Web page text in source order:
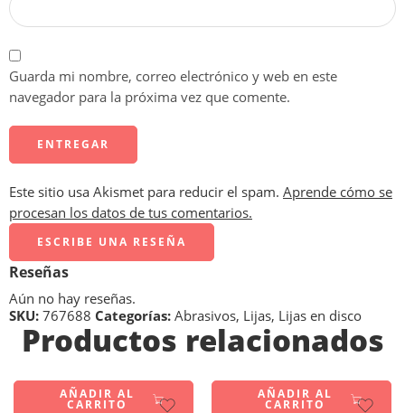
Guarda mi nombre, correo electrónico y web en este
navegador para la próxima vez que comente.
Este sitio usa Akismet para reducir el spam. Aprende cómo se
procesan los datos de tus comentarios.
ESCRIBE UNA RESEÑA
Reseñas
Aún no hay reseñas.
SKU: 767688 Categorías: Abrasivos, Lijas, Lijas en disco
Productos relacionados
AÑADIR AL
CARRITO
AÑADIR AL
CARRITO